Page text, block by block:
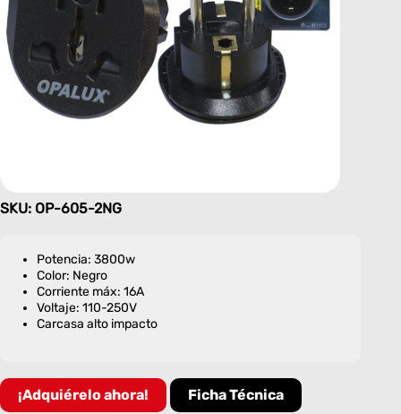
SKU: OP-605-2NG
Potencia: 3800w
Color: Negro
Corriente máx: 16A
Voltaje: 110-250V
Carcasa alto impacto
¡Adquiérelo ahora! Ficha Técnica